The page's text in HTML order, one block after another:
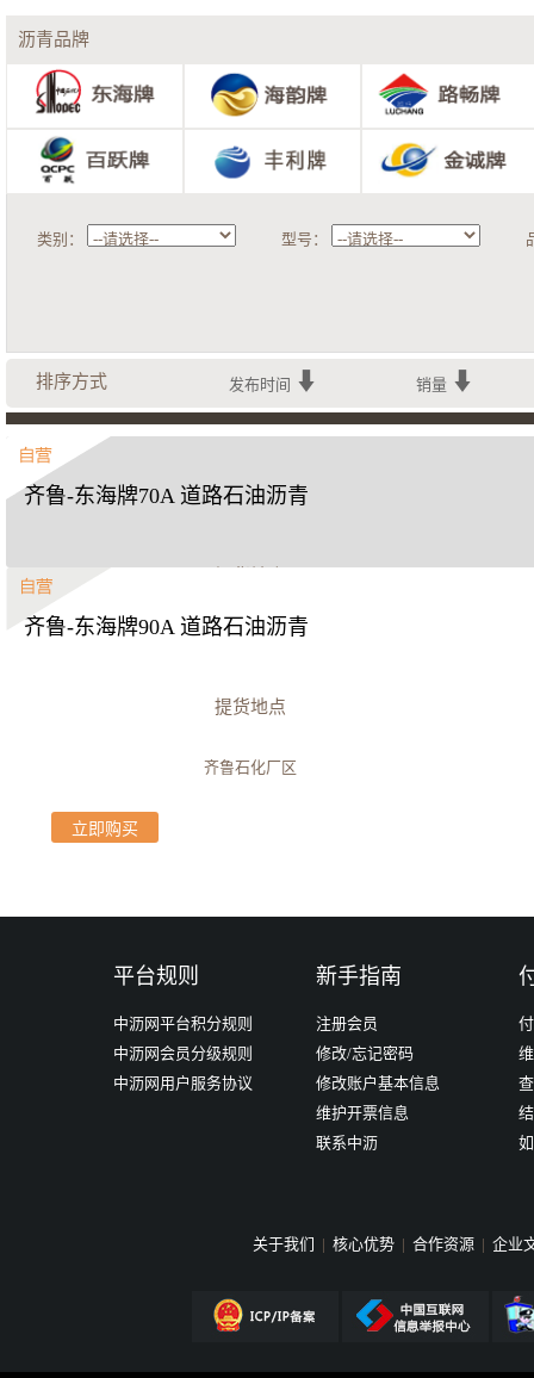
沥青品牌
类别： 型号：
排序方式 发布时间 销量
齐鲁-东海牌70A 道路石油沥青
齐鲁石化厂区
齐鲁-东海牌90A 道路石油沥青
提货地点
齐鲁石化厂区
立即购买
平台规则
中沥网平台积分规则
中沥网会员分级规则
中沥网用户服务协议
新手指南
注册会员
修改/忘记密码
修改账户基本信息
维护开票信息
联系中沥
关于我们 | 核心优势 | 合作资源 | 企业